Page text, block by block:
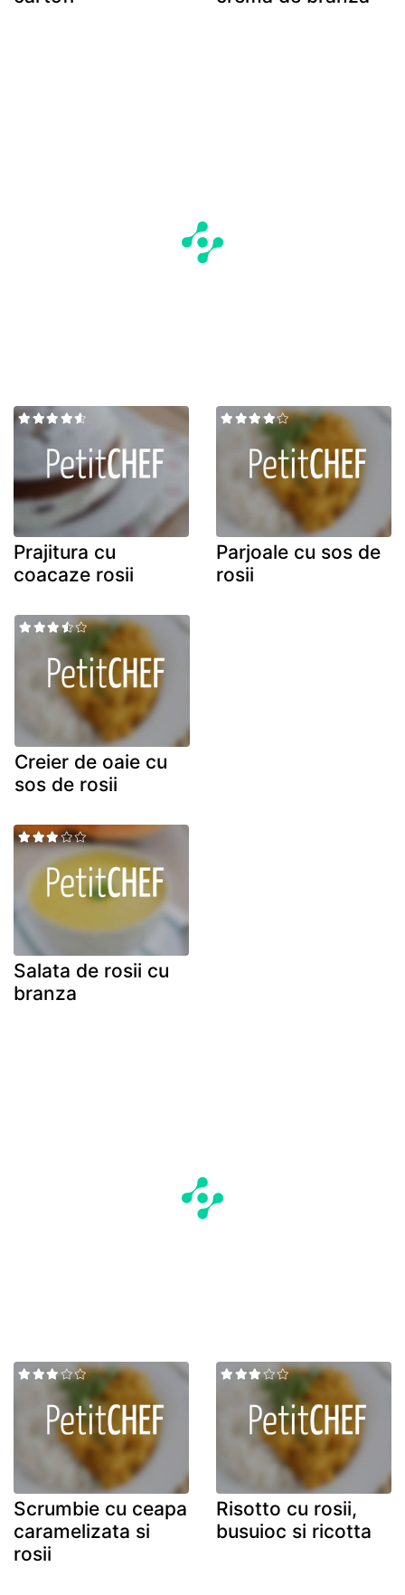
Prajitura cu
coacaze rosii
Parjoale cu sos de
rosii
Creier de oaie cu
sos de rosii
Salata de rosii cu
branza
Scrumbie cu ceapa
caramelizata si
rosii
Risotto cu rosii,
busuioc si ricotta